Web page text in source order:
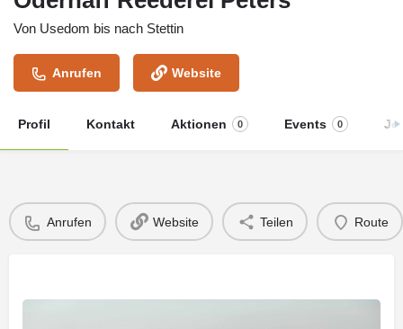
Von Usedom bis nach Stettin
Anrufen Website
Profil Kontakt Aktionen 0 Events 0
Anrufen Website Teilen Route